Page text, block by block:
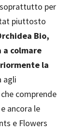
per
piuttosto
Bio,
colmare
la
agli
comprende
ancora le
e Flowers